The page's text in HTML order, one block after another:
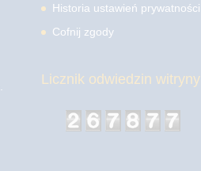
Historia ustawień prywatności
Cofnij zgody
Licznik odwiedzin witryny